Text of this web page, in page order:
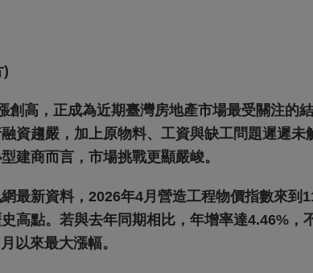
)
創高，正成為近期臺灣房地產市場最受關注的
資趨嚴，加上原物料、工資與缺工問題遲遲未
建商而言，市場挑戰更顯嚴峻。
最新資料，2026年4月營造工程物價指數來到
高點。若與去年同期相比，年增率達4.46%，
以來最大漲幅。